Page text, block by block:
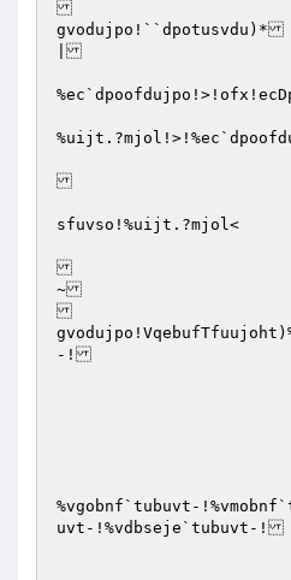
gvodujpo!``dpotusvdu)*
|
sfuvso!%uijt.?mjol<
~
-!
%vgobnf`tubuvt-
uvt-!%vdbseje`tubuvt-!